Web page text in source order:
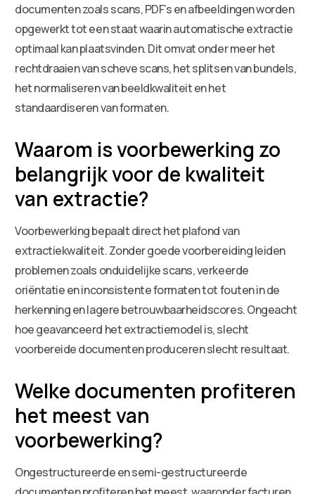
documenten zoals scans, PDF’s en afbeeldingen worden
opgewerkt tot een staat waarin automatische extractie
optimaal kan plaatsvinden. Dit omvat onder meer het
rechtdraaien van scheve scans, het splitsen van bundels,
het normaliseren van beeldkwaliteit en het
standaardiseren van formaten.
Waarom is voorbewerking zo
belangrijk voor de kwaliteit
van extractie?
Voorbewerking bepaalt direct het plafond van
extractiekwaliteit. Zonder goede voorbereiding leiden
problemen zoals onduidelijke scans, verkeerde
oriëntatie en inconsistente formaten tot fouten in de
herkenning en lagere betrouwbaarheidscores. Ongeacht
hoe geavanceerd het extractiemodel is, slecht
voorbereide documenten produceren slecht resultaat.
Welke documenten profiteren
het meest van
voorbewerking?
Ongestructureerde en semi-gestructureerde